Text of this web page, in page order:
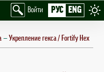
Войти РУС ENG
Укрепление гекса / Fortify Hex